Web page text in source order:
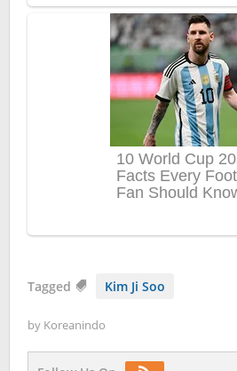
Tagged Kim Ji Soo
by Koreanindo